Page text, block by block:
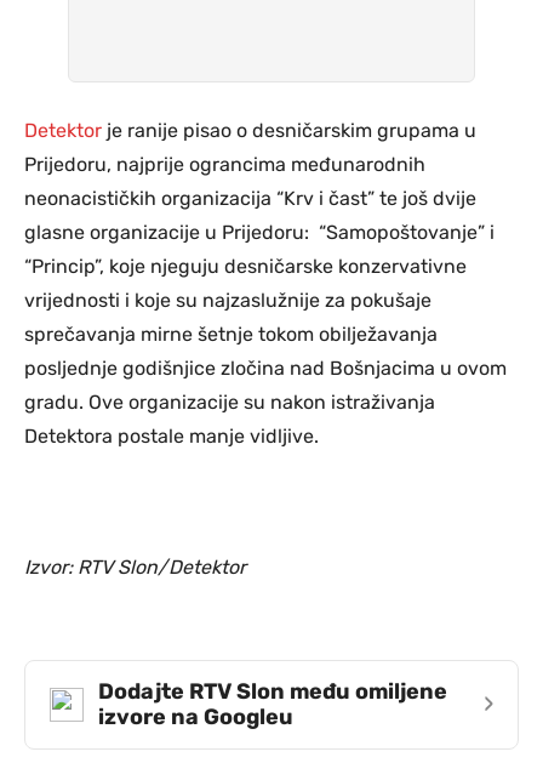
Detektor je ranije pisao o desničarskim grupama u
Prijedoru, najprije ograncima međunarodnih
neonacističkih organizacija “Krv i čast” te još dvije
glasne organizacije u Prijedoru: “Samopoštovanje” i
“Princip”, koje njeguju desničarske konzervativne
vrijednosti i koje su najzaslužnije za pokušaje
sprečavanja mirne šetnje tokom obilježavanja
posljednje godišnjice zločina nad Bošnjacima u ovom
gradu. Ove organizacije su nakon istraživanja
Detektora postale manje vidljive.
Izvor: RTV Slon/Detektor
Dodajte RTV Slon među omiljene
izvore na Googleu
›